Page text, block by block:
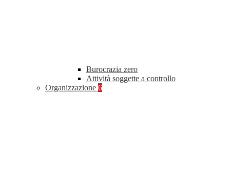
Burocrazia zero
Attività soggette a controllo
Organizzazione 6